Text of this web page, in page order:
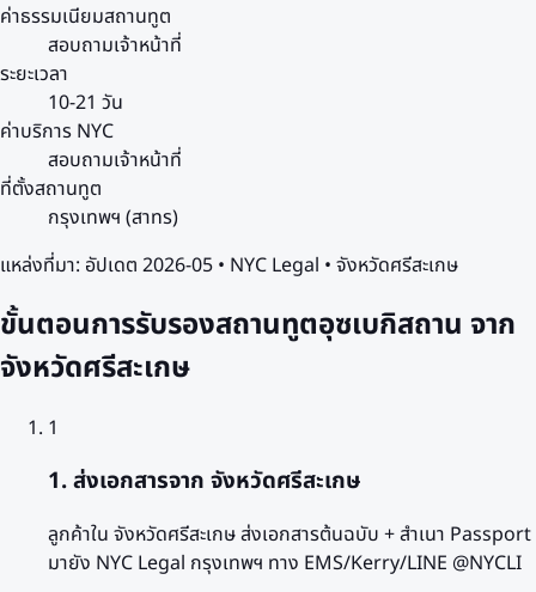
ค่าธรรมเนียมสถานทูต
สอบถามเจ้าหน้าที่
ระยะเวลา
10-21 วัน
ค่าบริการ NYC
สอบถามเจ้าหน้าที่
ที่ตั้งสถานทูต
กรุงเทพฯ (สาทร)
แหล่งที่มา: อัปเดต 2026-05 • NYC Legal • จังหวัดศรีสะเกษ
ขั้นตอนการรับรองสถานทูตอุซเบกิสถาน จาก
จังหวัดศรีสะเกษ
1
1. ส่งเอกสารจาก จังหวัดศรีสะเกษ
ลูกค้าใน จังหวัดศรีสะเกษ ส่งเอกสารต้นฉบับ + สำเนา Passport
มายัง NYC Legal กรุงเทพฯ ทาง EMS/Kerry/LINE @NYCLI